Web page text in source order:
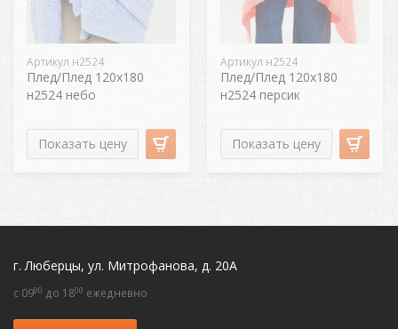
Артикул н2524
Плед/Плед 120х180
н2524 небо
Показать цену
Артикул н2524
Плед/Плед 120х180
н2524 персик
Показать цену
г. Люберцы, ул. Митрофанова, д. 20А
c 0900 до 1800 ежедневно